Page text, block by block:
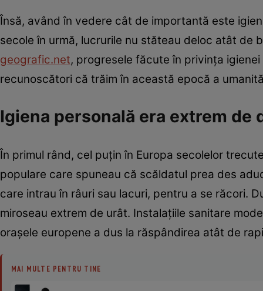
Însă, având în vedere cât de importantă este
secole în urmă, lucrurile nu stăteau deloc atât
geografic.net, progresele făcute în privința
recunoscători că trăim în această epocă a
Igiena personală era extrem
În primul rând, cel puțin în Europa secolelor
populare care spuneau că scăldatul prea des
care intrau în râuri sau lacuri, pentru a se răcori.
miroseau extrem de urât. Instalațiile sanitare
orașele europene a dus la răspândirea atât de
MAI MULTE PENTRU TINE